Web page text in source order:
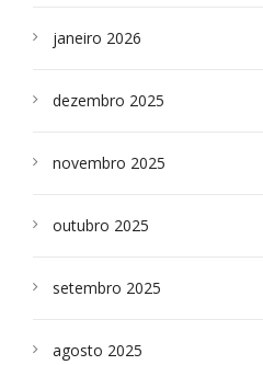
janeiro 2026
dezembro 2025
novembro 2025
outubro 2025
setembro 2025
agosto 2025